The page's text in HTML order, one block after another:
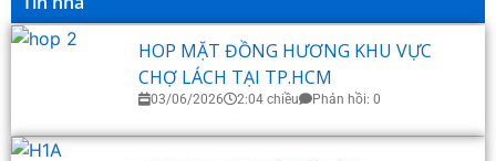
HOP MẶT ĐỒNG HƯƠNG KHU VỰC
CHỢ LÁCH TẠI TP.HCM
03/06/2026 2:04 chiều Phản hồi: 0